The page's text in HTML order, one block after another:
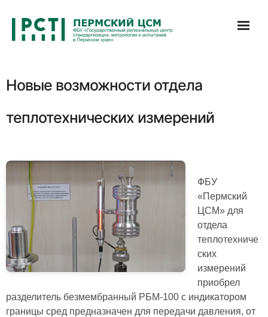
содержимому
Новые возможности отдела
теплотехнических измерений
ФБУ
«Пермский
ЦСМ» для
отдела
теплотехниче
ских
измерений
приобрел
разделитель безмембранный РБМ-100 с индикатором
границы сред предназначен для передачи давления, от